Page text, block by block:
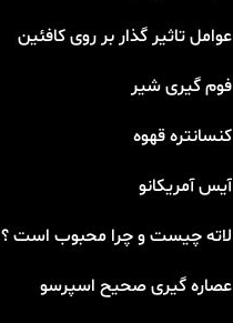
عوامل تاثیر گذار بر روی کافئین
فوم گیری شیر
کنسانتره قهوه
آیس آمریکانو
لاته چیست و چرا محبوب است ؟
عصاره گیری صحیح اسپرسو